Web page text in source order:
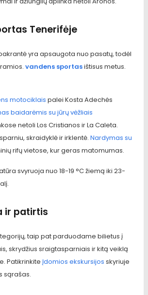
Tenerifėje
yra apsaugota nuo pasatų, todėl
vandens sportasištisus metus.
motociklais palei Kosta Adechės
baidarėmis su jūrų vėžliais
netoli Los Cristianos ir La Caleta.
skraidyklė ir irklentė.Nardymas su
rifų vietose, kur geras matomumas.
svyruoja nuo 18-19 °C žiemą iki 23-
ir patirtis
taip pat parduodame bilietus į
skrydžius sraigtasparniais ir kitą veiklą
Patikrinkite Įdomios ekskursijos skyriuje
sąrašas.